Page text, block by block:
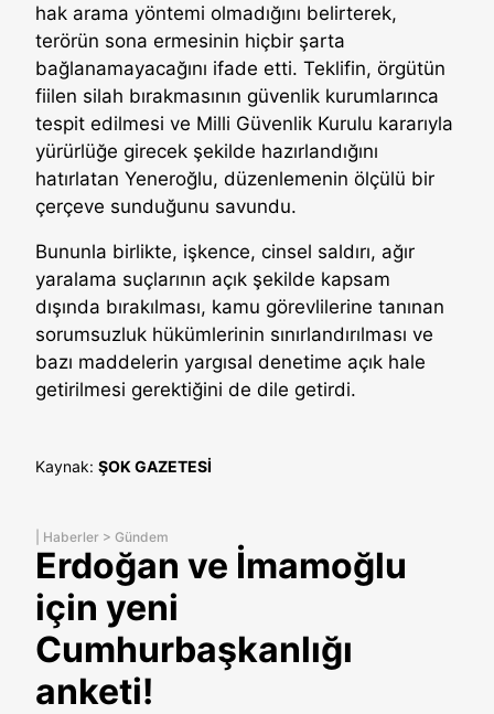
hak arama yöntemi olmadığını belirterek,
terörün sona ermesinin hiçbir şarta
bağlanamayacağını ifade etti. Teklifin, örgütün
fiilen silah bırakmasının güvenlik kurumlarınca
tespit edilmesi ve Milli Güvenlik Kurulu kararıyla
yürürlüğe girecek şekilde hazırlandığını
hatırlatan Yeneroğlu, düzenlemenin ölçülü bir
çerçeve sunduğunu savundu.
Bununla birlikte, işkence, cinsel saldırı, ağır
yaralama suçlarının açık şekilde kapsam
dışında bırakılması, kamu görevlilerine tanınan
sorumsuzluk hükümlerinin sınırlandırılması ve
bazı maddelerin yargısal denetime açık hale
getirilmesi gerektiğini de dile getirdi.
Kaynak: ŞOK GAZETESİ
Haberler > Gündem
Erdoğan ve İmamoğlu
için yeni
Cumhurbaşkanlığı
anketi!